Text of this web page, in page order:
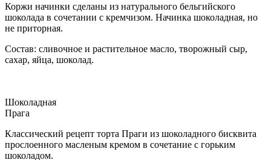
Коржи начинки сделаны из натурального бельгийского
шоколада в сочетании с кремчизом. Начинка шоколадная, но
не приторная.
Состав: сливочное и растительное масло, творожный сыр,
сахар, яйца, шоколад.
Шоколадная
Прага
Классический рецепт торта Праги из шоколадного бисквита
прослоенного масленым кремом в сочетание с горьким
шоколадом.